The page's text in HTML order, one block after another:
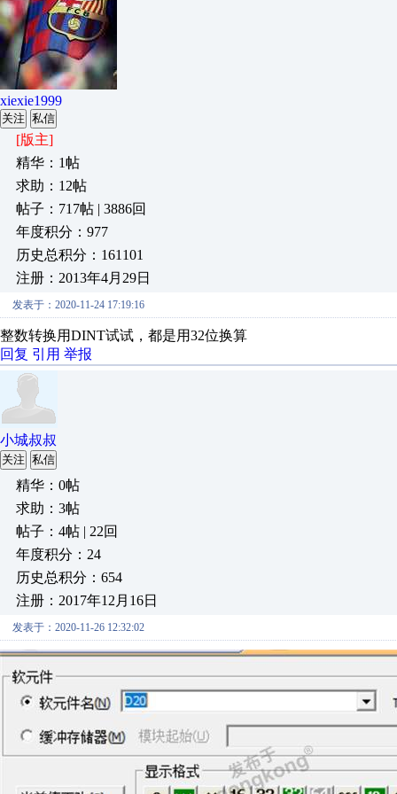
xiexie1999
关注 私信
[版主]
精华：1帖
求助：12帖
帖子：717帖 | 3886回
年度积分：977
历史总积分：161101
注册：2013年4月29日
发表于：2020-11-24 17:19:16
整数转换用DINT试试，都是用32位换算
回复 引用 举报
小城叔叔
关注 私信
精华：0帖
求助：3帖
帖子：4帖 | 22回
年度积分：24
历史总积分：654
注册：2017年12月16日
发表于：2020-11-26 12:32:02